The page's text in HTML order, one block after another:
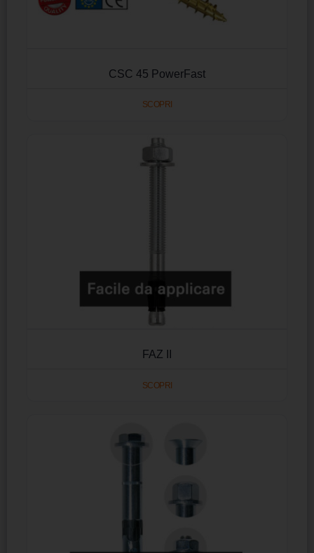
CSC 45 PowerFast
SCOPRI
FAZ II
SCOPRI